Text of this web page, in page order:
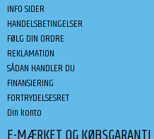
INFO SIDER
HANDELSBETINGELSER
FØLG DIN ORDRE
REKLAMATION
SÅDAN HANDLER DU
FINANSIERING
FORTRYDELSESRET
Din konto